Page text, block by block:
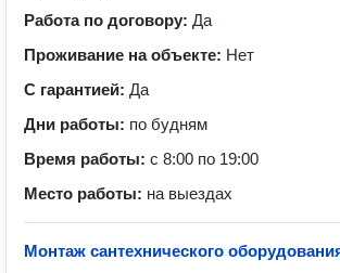
Работа по договору: Да
Проживание на объекте: Нет
С гарантией: Да
Дни работы: по будням
Время работы: с 8:00 по 19:00
Место работы: на выездах
Монтаж сантехнического